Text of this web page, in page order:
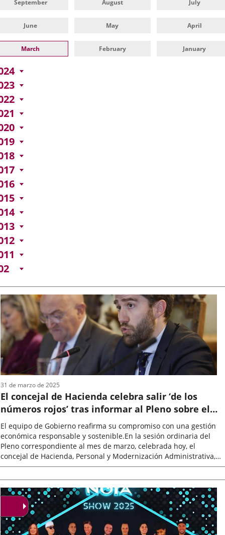
September August July
June May April
March February January
El concejal de Hacienda celebra salir ‘de los
números rojos’ tras informar al Pleno sobre el
resultado de la liquidación del ejercicio 2024
El equipo de Gobierno reafirma su compromiso con una gestión
económica responsable y sostenible.En la sesión ordinaria del
Pleno correspondiente al mes de marzo, celebrada hoy, el
concejal de Hacienda, Personal y Modernización Administrativa,
Francisco Blanco,...
de
la
noticia
31 de marzo de 2025